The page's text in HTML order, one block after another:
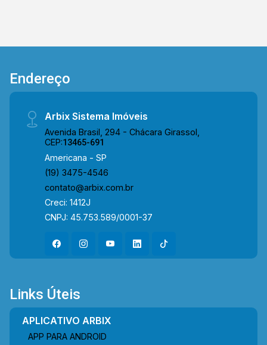
Endereço
Arbix Sistema Imóveis
Avenida Brasil, 294 - Chácara Girassol,
CEP:13465-691
Americana - SP
(19) 3475-4546
contato@arbix.com.br
Creci: 1412J
CNPJ: 45.753.589/0001-37
Links Úteis
APLICATIVO ARBIX
APP PARA ANDROID